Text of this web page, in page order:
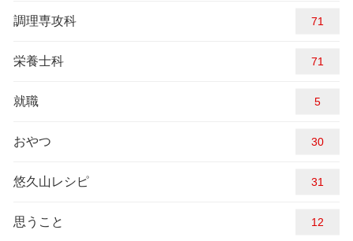
調理専攻科 78
栄養士科 78
就職 5
おやつ 30
悠久山レシピ 31
思うこと 12